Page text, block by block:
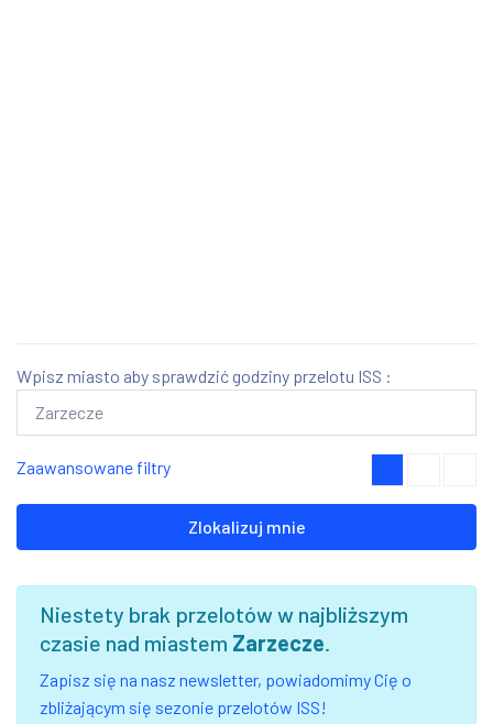
Wpisz miasto aby sprawdzić godziny przelotu ISS :
Zaawansowane filtry
Zlokalizuj mnie
Niestety brak przelotów w najbliższym
czasie nad miastem Zarzecze.
Zapisz się na nasz newsletter, powiadomimy Cię o
zbliżającym się sezonie przelotów ISS!